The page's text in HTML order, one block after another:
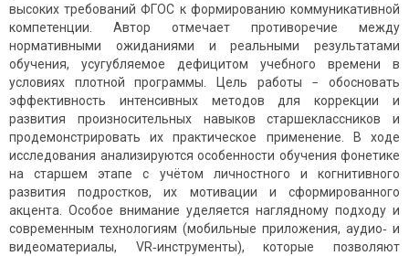
высоких требований ФГОС к формированию коммуникативной
компетенции. Автор отмечает противоречие между
нормативными ожиданиями и реальными результатами
обучения, усугубляемое дефицитом учебного времени в
условиях плотной программы. Цель работы − обосновать
эффективность интенсивных методов для коррекции и
развития произносительных навыков старшеклассников и
продемонстрировать их практическое применение. В ходе
исследования анализируются особенности обучения фонетике
на старшем этапе с учётом личностного и когнитивного
развития подростков, их мотивации и сформированного
акцента. Особое внимание уделяется наглядному подходу и
современным технологиям (мобильные приложения, аудио‑ и
видеоматериалы, VR‑инструменты), которые позволяют